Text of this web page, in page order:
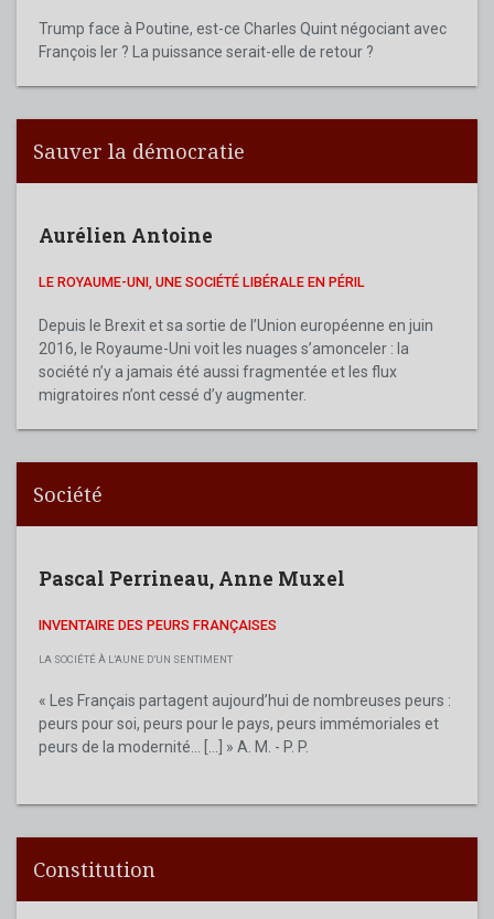
Trump face à Poutine, est-ce Charles Quint négociant avec
François Ier ? La puissance serait-elle de retour ?
Sauver la démocratie
Aurélien Antoine
LE ROYAUME-UNI, UNE SOCIÉTÉ LIBÉRALE EN PÉRIL
Depuis le Brexit et sa sortie de l’Union européenne en juin
2016, le Royaume-Uni voit les nuages s’amonceler : la
société n’y a jamais été aussi fragmentée et les flux
migratoires n’ont cessé d’y augmenter.
Société
Pascal Perrineau, Anne Muxel
INVENTAIRE DES PEURS FRANÇAISES
LA SOCIÉTÉ À L’AUNE D’UN SENTIMENT
« Les Français partagent aujourd’hui de nombreuses peurs :
peurs pour soi, peurs pour le pays, peurs immémoriales et
peurs de la modernité... [...] » A. M. - P. P.
Constitution